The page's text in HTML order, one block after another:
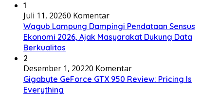
1
Juli 11, 20260 Komentar
Wagub Lampung Dampingi Pendataan Sensus
Ekonomi 2026, Ajak Masyarakat Dukung Data
Berkualitas
2
Desember 1, 20220 Komentar
Gigabyte GeForce GTX 950 Review: Pricing Is
Everything